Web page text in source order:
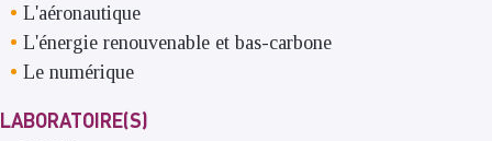
L'aéronautique
L'énergie renouvenable et bas-carbone
Le numérique
LABORATOIRE(S)